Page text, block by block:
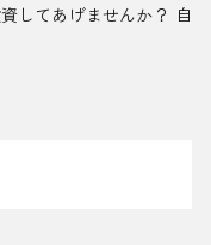
してあげませんか？ 自